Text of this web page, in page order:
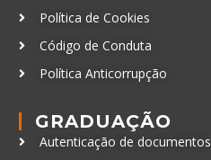
Política de Cookies
Código de Conduta
Política Anticorrupção
GRADUAÇÃO
Autenticação de documentos